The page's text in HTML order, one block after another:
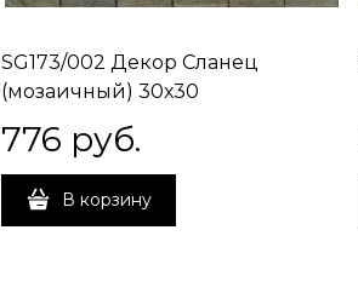
SG173/002 Декор Сланец
(мозаичный) 30х30
776 руб.
В корзину